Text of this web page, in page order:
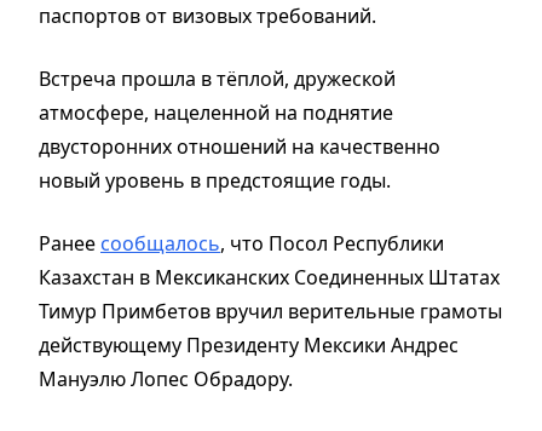
паспортов от визовых требований.
Встреча прошла в тёплой, дружеской
атмосфере, нацеленной на поднятие
двусторонних отношений на качественно
новый уровень в предстоящие годы.
Ранее сообщалось, что Посол Республики
Казахстан в Мексиканских Соединенных Штатах
Тимур Примбетов вручил верительные грамоты
действующему Президенту Мексики Андрес
Мануэлю Лопес Обрадору.